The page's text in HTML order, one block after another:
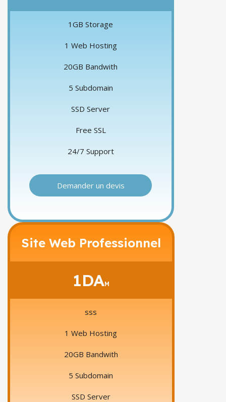
1GB Storage
1 Web Hosting
20GB Bandwith
5 Subdomain
SSD Server
Free SSL
24/7 Support
Demander un devis
Site Web Professionnel
1DAM
sss
1 Web Hosting
20GB Bandwith
5 Subdomain
SSD Server